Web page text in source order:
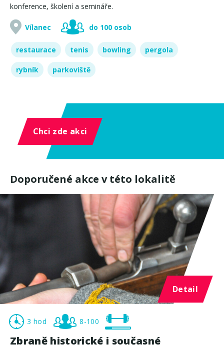
konference, školení a semináře.
Vílanec do 100 osob
restaurace tenis bowling pergola
rybník parkoviště
Chci zde akci
Doporučené akce v této lokalitě
Detail
3 hod 8-100
Zbraně historické i současné